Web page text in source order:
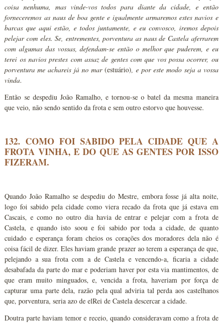
coisa nenhuma, mas vinde-vos todos para diante da cidade, e então
forneceremos as naus de boa gente e igualmente armaremos estes navios e
barcas que aqui estão, e todos juntamente, e eu convosco, iremos depois
pelejar com eles. Se, entrementes, porventura as naus de Castela aferrarem
com algumas das vossas, defendam-se então o melhor que puderem, e eu
terei os navios prestes com assaz de gentes com que vos possa ocorrer, ou
porventura me achareis já no mar(estuário), e por este modo seja a vossa
vinda.
Então se despediu João Ramalho, e tornou-se o batel da mesma maneira
que veio, não sendo sentido da frota e sem outro estorvo que houvesse.
132. COMO FOI SABIDO PELA CIDADE QUE A
FROTA VINHA, E DO QUE AS GENTES POR ISSO
FIZERAM.
Quando João Ramalho se despediu do Mestre, embora fosse já alta noite,
logo foi sabido pela cidade como viera recado da frota que já estava em
Cascais, e como no outro dia havia de entrar e pelejar com a frota de
Castela, e quando isto soou e foi sabido por toda a cidade, de quanto
cuidado e esperança foram cheios os corações dos moradores dela não é
coisa fácil de dizer. Eles haviam grande prazer ao terem a esperança de que,
pelejando a sua frota com a de Castela e vencendo-a, ficaria a cidade
desabafada da parte do mar e poderiam haver por esta via mantimentos, de
que eram muito minguados, e, vencida a frota, haveriam por força de
capturar uma parte dela, razão pela qual adviria tal perda aos castelhanos
que, porventura, seria azo de elRei de Castela descercar a cidade.
Doutra parte haviam temor e receio, quando consideravam como a frota de